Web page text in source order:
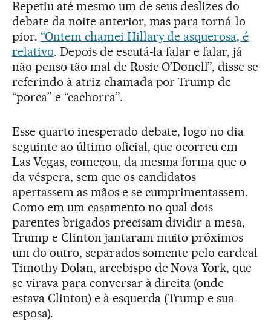
Repetiu até mesmo um de seus deslizes do
debate da noite anterior, mas para torná-lo
pior. “Ontem chamei Hillary de asquerosa, é
relativo. Depois de escutá-la falar e falar, já
não penso tão mal de Rosie O’Donell”, disse se
referindo à atriz chamada por Trump de
“porca” e “cachorra”.
Esse quarto inesperado debate, logo no dia
seguinte ao último oficial, que ocorreu em
Las Vegas, começou, da mesma forma que o
da véspera, sem que os candidatos
apertassem as mãos e se cumprimentassem.
Como em um casamento no qual dois
parentes brigados precisam dividir a mesa,
Trump e Clinton jantaram muito próximos
um do outro, separados somente pelo cardeal
Timothy Dolan, arcebispo de Nova York, que
se virava para conversar à direita (onde
estava Clinton) e à esquerda (Trump e sua
esposa).